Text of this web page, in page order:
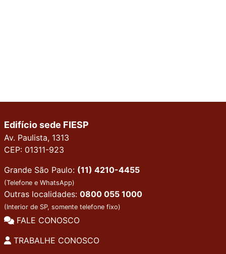
Edifício sede FIESP
Av. Paulista, 1313
CEP: 01311-923
Grande São Paulo: (11) 4210-4455
(Telefone e WhatsApp)
Outras localidades: 0800 055 1000
(Interior de SP, somente telefone fixo)
FALE CONOSCO
TRABALHE CONOSCO